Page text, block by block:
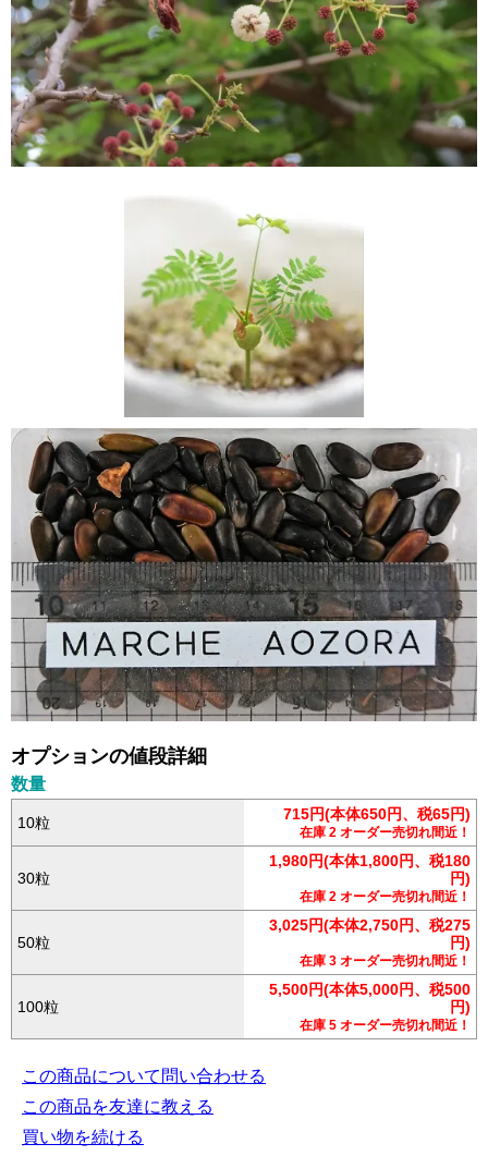
オプションの値段詳細
数量
10粒 715円(本体650円、税65円)
在庫 2 オーダー売切れ間近！
30粒
1,980円(本体1,800円、税180
円)
在庫 2 オーダー売切れ間近！
50粒
3,025円(本体2,750円、税275
円)
在庫 3 オーダー売切れ間近！
100粒
5,500円(本体5,000円、税500
円)
在庫 5 オーダー売切れ間近！
この商品について問い合わせる
この商品を友達に教える
買い物を続ける